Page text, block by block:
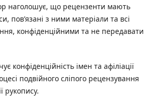
наголошує, що рецензенти мають
пов’язані з ними матеріали та всі
конфіденційними та не передавати
конфіденційність імен та афіліації
подвійного сліпого рецензування
рукопису.